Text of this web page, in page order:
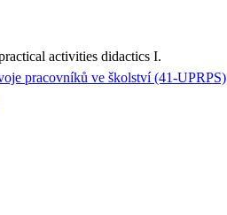
activities didactics I.
pracovníků ve školství (41-UPRPS)